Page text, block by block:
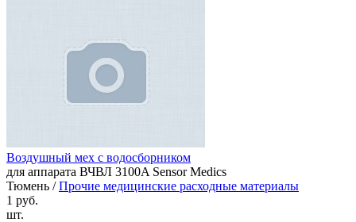
Воздушный мех с водосборником
для аппарата ВЧВЛ 3100A Sensor Medics
Тюмень /Прочие медицинские расходные материалы
1 руб.
шт.